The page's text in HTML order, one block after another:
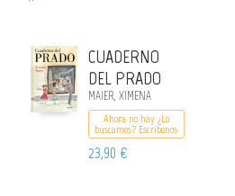
CUADERNO
DEL PRADO
MAIER, XIMENA
Ahora no hay ¿Lo
buscamos? Escribenos
23,90 €